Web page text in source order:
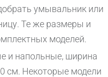
умывальник или
Те же размеры и
моделей.
и напольные, ширина
см. Некоторые модели